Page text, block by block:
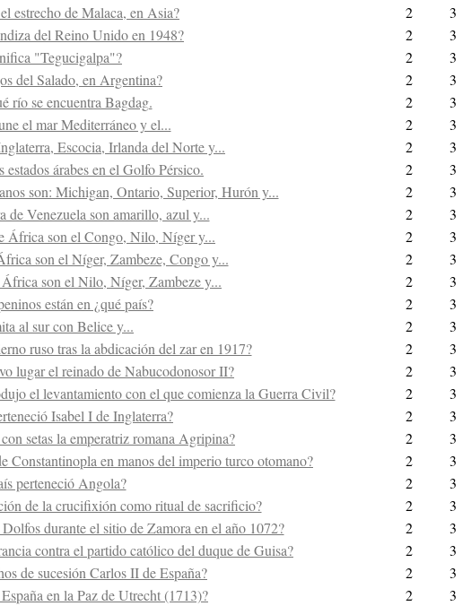
estrecho de Malaca, en Asia? 2 3
del Reino Unido en 1948? 2 3
"Tegucigalpa"? 2 3
del Salado, en Argentina? 2 3
río se encuentra Bagdag. 2 3
el mar Mediterráneo y el... 2 3
Escocia, Irlanda del Norte y... 2 3
estados árabes en el Golfo Pérsico. 2 3
son: Michigan, Ontario, Superior, Hurón y... 2 3
de Venezuela son amarillo, azul y... 2 3
África son el Congo, Nilo, Níger y... 2 3
son el Níger, Zambeze, Congo y... 2 3
son el Nilo, Níger, Zambeze y... 2 3
están en ¿qué país? 2 3
al sur con Belice y... 2 3
ruso tras la abdicación del zar en 1917? 2 3
lugar el reinado de Nabucodonosor II? 2 3
el levantamiento con el que comienza la Guerra Civil? 2 3
Isabel I de Inglaterra? 2 3
setas la emperatriz romana Agripina? 2 3
Constantinopla en manos del imperio turco otomano? 2 3
perteneció Angola? 2 3
de la crucifixión como ritual de sacrificio? 2 3
durante el sitio de Zamora en el año 1072? 2 3
contra el partido católico del duque de Guisa? 2 3
de sucesión Carlos II de España? 2 3
en la Paz de Utrecht (1713)? 2 3